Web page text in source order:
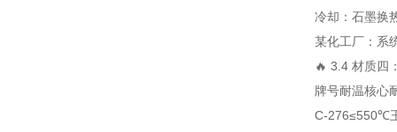
冷却：石墨换
某化工厂：系
🔥 3.4 材质四
牌号耐温核心
C-276≤550℃